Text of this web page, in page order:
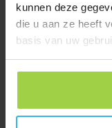
kunnen deze
die u aan ze heeft
basis van uw
Dlaczego